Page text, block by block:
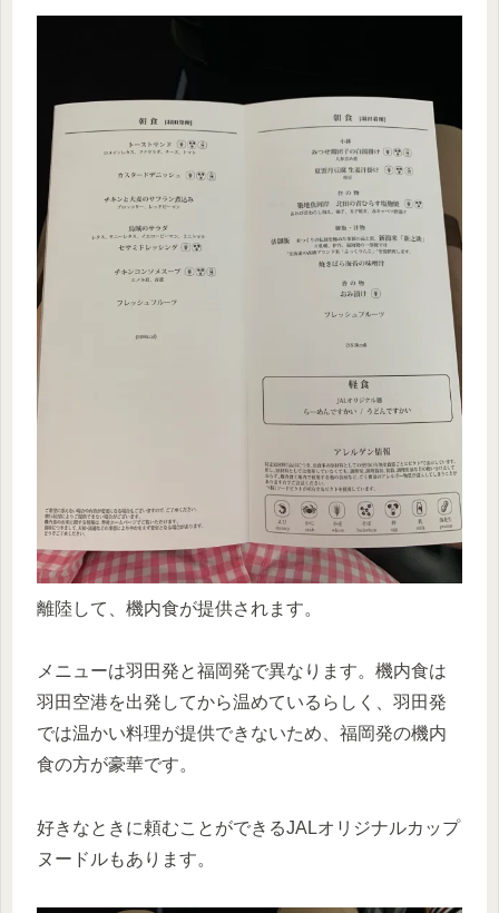
離陸して、機内食が提供されます。
メニューは羽田発と福岡発で異なります。機内食は
羽田空港を出発してから温めているらしく、羽田発
では温かい料理が提供できないため、福岡発の機内
食の方が豪華です。
好きなときに頼むことができるJALオリジナルカップ
ヌードルもあります。